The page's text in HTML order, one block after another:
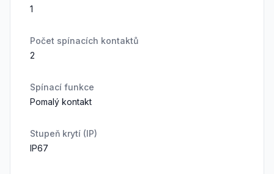
1
Počet spínacích kontaktů
2
Spínací funkce
Pomalý kontakt
Stupeň krytí (IP)
IP67